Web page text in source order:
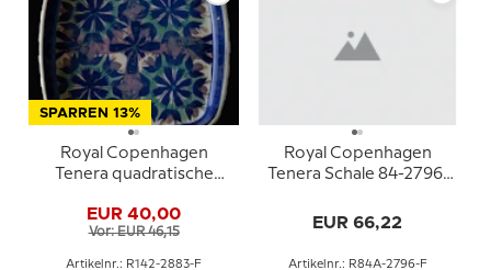
SPARREN 13%
Royal Copenhagen
Tenera quadratische
Johanson MJ
EUR 40,00
Vor: EUR 46,15
Artikelnr.: R142-2883-F
Royal Copenhagen
Tenera Schale 84-2796,
EUR 66,22
Artikelnr.: R84A-2796-F